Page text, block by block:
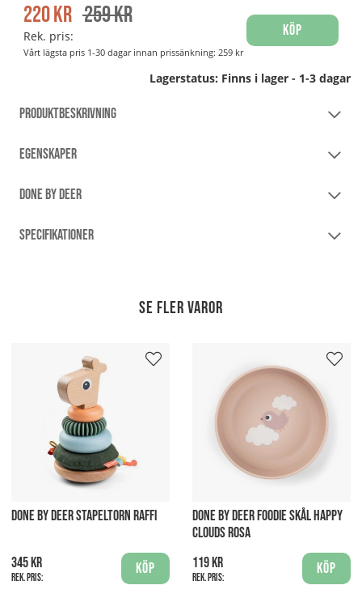
259kr
220kr
Rek. pris:
Vårt lägsta pris 1-30 dagar innan prissänkning: 259 kr
Köp
Lagerstatus: Finns i lager - 1-3 dagar
PRODUKTBESKRIVNING
EGENSKAPER
DONE BY DEER
SPECIFIKATIONER
Se fler varor
DONE BY DEER STAPELTORN RAFFI
345 kr
Rek. pris:
Köp
DONE BY DEER FOODIE SKÅL HAPPY
CLOUDS ROSA
119 kr
Rek. pris:
Köp